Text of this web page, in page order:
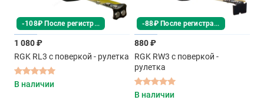
-108₽ После регистрации
1 080 ₽
RGK RL3 с поверкой - рулетка
В наличии
-88₽ После регистрации
880 ₽
RGK RW3 с поверкой -
рулетка
В наличии